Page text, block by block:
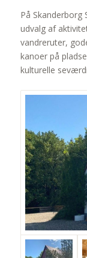
På Skanderborg
udvalg af
vandreruter,
kanoer på
kulturelle